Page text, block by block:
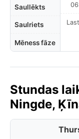
Saullēkts
Saulriets
Mēness fāze
Stundas
Ningde,